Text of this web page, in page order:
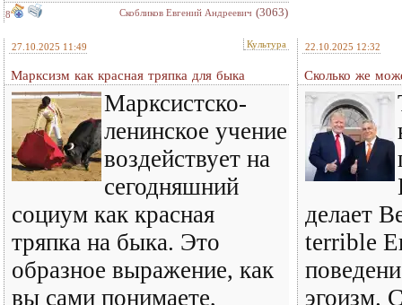
8 Скобликов Евгений Андреевич (3063)
27.10.2025 11:49 Культура
Марксизм как красная тряпка для быка
Марксистско-
ленинское учение
воздействует на
сегодняшний
социум как красная
тряпка на быка. Это
образное выражение, как
вы сами понимаете,
22.10.2025 12:32
Сколько же
делает
terrible
эгоизм.